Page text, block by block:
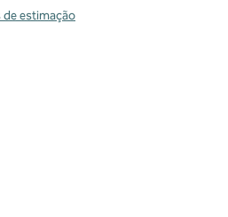
de estimação